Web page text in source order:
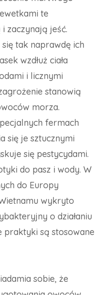
te
zaczynają jeść.
tak naprawdę ich
wzdłuż ciała
i licznymi
stanowią
morza.
fermach
się je sztucznymi
się pestycydami.
do pasz i wody. W
do Europy
wykryto
o działaniu
są stosowane
sobie, że